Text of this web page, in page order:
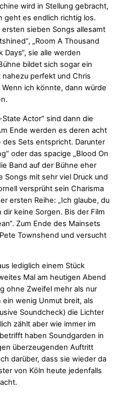
wird in Stellung gebracht,
geht es endlich richtig los.
sieben Songs allesamt
„Room A Thousand
Days“, sie alle werden
bildet sich sogar ein
perfekt und Chris
ich könnte, dann würde
State Actor“ sind dann die
Ende werden es deren acht
Sets entspricht. Darunter
oder das spacige „Blood On
Band auf der Bühne eher
mit sehr viel Druck und
versprüht sein Charisma
ersten Reihe: „Ich glaube, du
keine Sorgen. Bis der Film
Zum Ende des Mainsets
Townshend und versucht
lediglich einem Stück
Mal am heutigen Abend
ohne Zweifel mehr als nur
wenig Unmut breit, als
Soundcheck) die Lichter
zählt aber wie immer im
haben Soundgarden in
überzeugenden Auftritt
darüber, dass sie wieder da
von Köln heute jedenfalls